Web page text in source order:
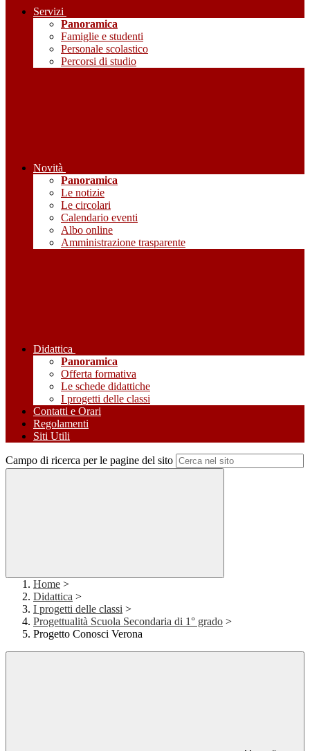
Servizi
Panoramica
Famiglie e studenti
Personale scolastico
Percorsi di studio
Novità
Panoramica
Le notizie
Le circolari
Calendario eventi
Albo online
Amministrazione trasparente
Didattica
Panoramica
Offerta formativa
Le schede didattiche
I progetti delle classi
Contatti e Orari
Regolamenti
Siti Utili
Campo di ricerca per le pagine del sito
Home >
Didattica >
I progetti delle classi >
Progettualità Scuola Secondaria di 1° grado >
Progetto Conosci Verona